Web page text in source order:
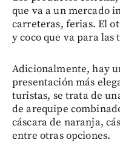
que va a un mercado
carreteras, ferias. El
y coco que va para las
Adicionalmente, hay
presentación más
turistas, se trata de
de arequipe
cáscara de naranja,
entre otras opciones.